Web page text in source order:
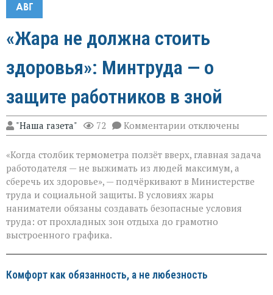
АВГ
«Жара не должна стоить
здоровья»: Минтруда — о
защите работников в зной
"Наша газета" 72 Комментарии к
записи
не
должна
стоить
здоровья»:
Минтруда — о
защите
работников
в
отключены
«Когда столбик термометра ползёт вверх, главная задача
работодателя — не выжимать из людей максимум, а
сберечь их здоровье», — подчёркивают в Министерстве
труда и социальной защиты. В условиях жары
наниматели обязаны создавать безопасные условия
труда: от прохладных зон отдыха до грамотно
выстроенного графика.
Комфорт как обязанность, а не любезность